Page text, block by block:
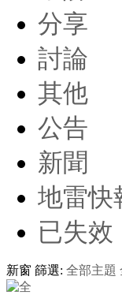
分享
討論
其他
公告
新聞
地雷快
已失效
新窗 篩選: 全部主題